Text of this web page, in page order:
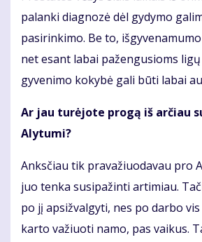
palanki diagnozė dėl gydymo
pasirinkimo. Be to,
net esant labai pažengusioms
gyvenimo kokybė gali būti labai
Ar jau turėjote progą iš arčiau
Alytumi?
Anksčiau tik pravažiuodavau pro
juo tenka susipažinti artimiau.
po jį apsižvalgyti, nes po darbo
karto važiuoti namo, pas vaikus.